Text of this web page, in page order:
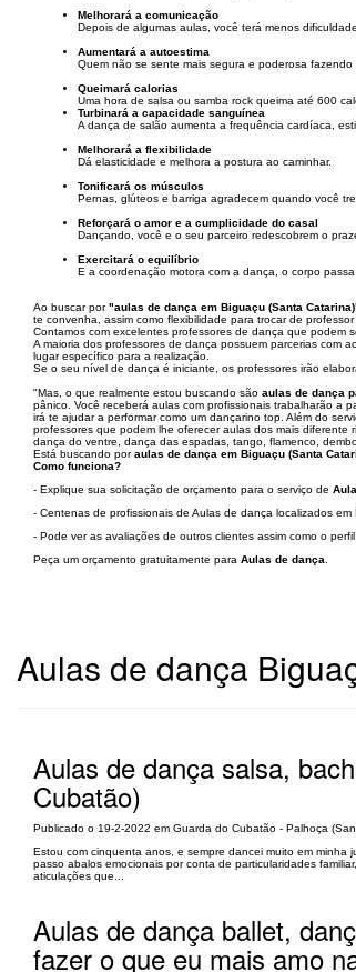
Melhorará a comunicação
Depois de algumas aulas, você terá menos
Aumentará a autoestima
Quem não se sente mais segura e poderosa
Queimará calorias
Uma hora de salsa ou samba rock queima até 600
Turbinará a capacidade sanguínea
A dança de salão aumenta a frequência cardíaca,
Melhorará a flexibilidade
Dá elasticidade e melhora a postura ao caminhar.
Tonificará os músculos
Pernas, glúteos e barriga agradecem quando você
Reforçará o amor e a cumplicidade do casal
Dançando, você e o seu parceiro redescobrem o
Exercitará o equilíbrio
E a coordenação motora com a dança, o corpo
Ao buscar por"aulas de dança em Biguaçu (Santa
te convenha, assim como flexibilidade para trocar de
Contamos com excelentes professores de dança que podem
A maioria dos professores de dança possuem parcerias com
lugar específico para a realização.
Se o seu nível de dança é iniciante, os professores irão
"Mas, o que realmente estou buscando são aulas de dança
pânico. Você receberá aulas com profissionais trabalharão a
irá te ajudar a performar como um dançarino top. Além do
professores que podem lhe oferecer aulas dos mais
dança do ventre, dança das espadas, tango, flamenco,
Está buscando poraulas de dança em Biguaçu (Santa
Como funciona?
- Explique sua solicitação de orçamento para o serviço de
- Centenas de profissionais de Aulas de dança localizados
- Pode ver as avaliações de outros clientes assim como o
Peça um orçamento gratuitamente para Aulas de dança
Aulas de dança
Aulas de dança salsa,
Cubatão)
Publicado o 19-2-2022 em Guarda do Cubatão - Palhoça
Estou com cinquenta anos, e sempre dancei muito em
passo abalos emocionais por conta de particularidades
aticulações que...
Aulas de dança ballet,
fazer o que eu mais amo